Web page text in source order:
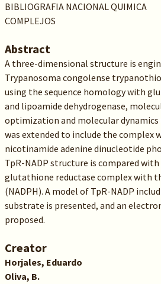
BIBLIOGRAFIA NACIONAL QUIMICA
COMPLEJOS
Abstract
A three-dimensional structure is
Trypanosoma congolense
using the sequence homology with
and lipoamide dehydrogenase,
optimization and molecular dynamics
was extended to include the complex
nicotinamide adenine dinucleotide
TpR-NADP structure is compared
glutathione reductase complex with
(NADPH). A model of TpR-NADP
substrate is presented, and an
proposed.
Creator
Horjales, Eduardo
Oliva, B.